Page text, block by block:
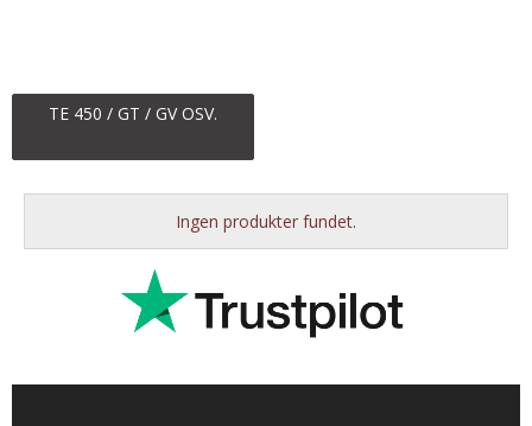
TE 450 / GT / GV OSV.
Ingen produkter fundet.